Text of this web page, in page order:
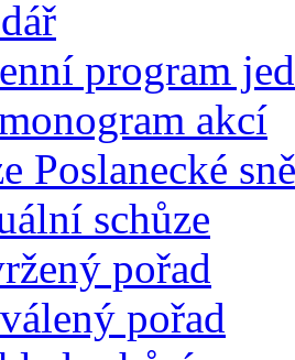
program
akcí
Poslanecké
schůze
pořad
pořad